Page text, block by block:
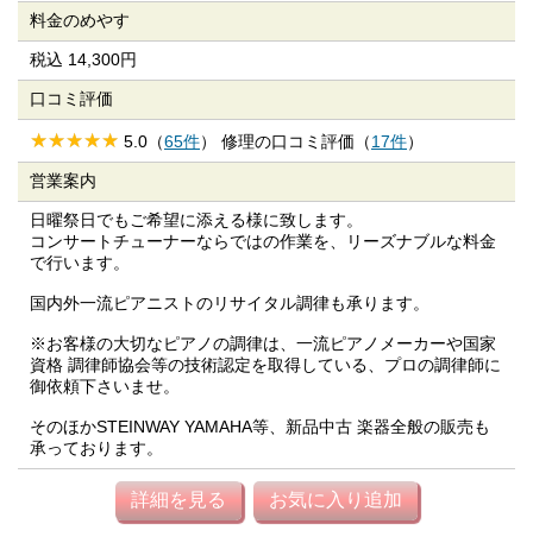
料金のめやす
税込 14,300円
口コミ評価
5.0（65件） 修理の口コミ評価（17件）
営業案内
日曜祭日でもご希望に添える様に致します。
コンサートチューナーならではの作業を、リーズナブルな料金
で行います。
国内外一流ピアニストのリサイタル調律も承ります。
※お客様の大切なピアノの調律は、一流ピアノメーカーや国家
資格 調律師協会等の技術認定を取得している、プロの調律師に
御依頼下さいませ。
そのほかSTEINWAY YAMAHA等、新品中古 楽器全般の販売も
承っております。
詳細を見る お気に入り追加